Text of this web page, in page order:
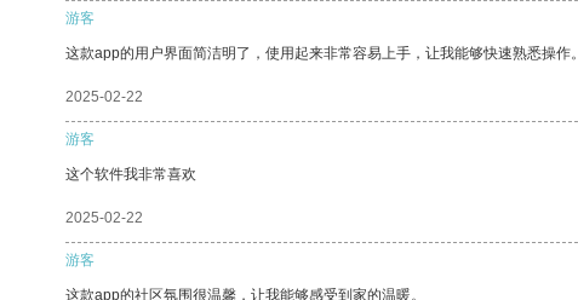
游客
这款app的用户界面简洁明了，使用起来非常容易上手，让我能够快速熟悉操作。
2025-02-22
游客
这个软件我非常喜欢
2025-02-22
游客
这款app的社区氛围很温馨，让我能够感受到家的温暖。